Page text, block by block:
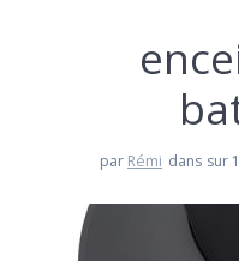
par Rémi dans sur